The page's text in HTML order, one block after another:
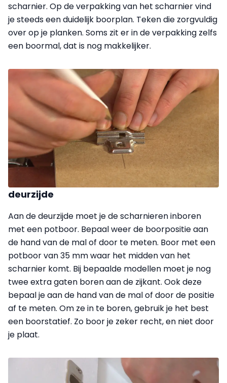
scharnier. Op de verpakking van het scharnier vind
je steeds een duidelijk boorplan. Teken die zorgvuldig
over op je planken. Soms zit er in de verpakking zelfs
een boormal, dat is nog makkelijker.
deurzijde
Aan de deurzijde moet je de scharnieren inboren
met een potboor. Bepaal weer de boorpositie aan
de hand van de mal of door te meten. Boor met een
potboor van 35 mm waar het midden van het
scharnier komt. Bij bepaalde modellen moet je nog
twee extra gaten boren aan de zijkant. Ook deze
bepaal je aan de hand van de mal of door de positie
af te meten. Om ze in te boren, gebruik je het best
een boorstatief. Zo boor je zeker recht, en niet door
je plaat.